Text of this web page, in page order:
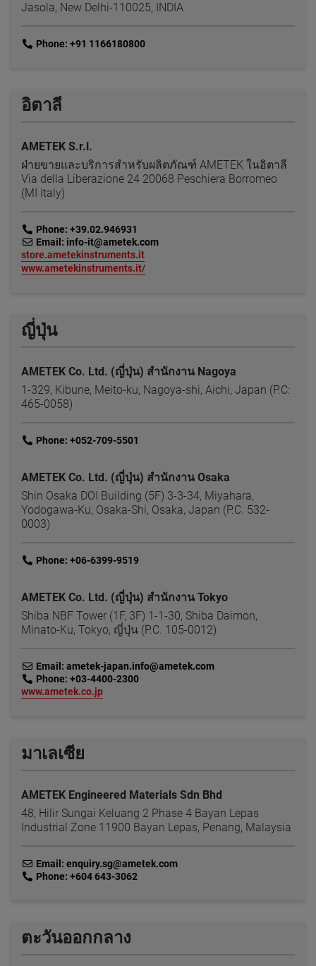
Jasola, New Delhi-110025, INDIA
link Phone: +91 1166180800
อิตาลี
AMETEK S.r.l.
ฝ่ายขายและบริการสำหรับผลิตภัณฑ์ AMETEK ในอิตาลี
Via della Liberazione 24 20068 Peschiera Borromeo
(MI Italy)
link Phone: +39.02.946931
link Email: info-it@ametek.com
link
store.ametekinstruments.it
link
www.ametekinstruments.it/
ญี่ปุ่น
AMETEK Co. Ltd. (ญี่ปุ่น) สำนักงาน Nagoya
1-329, Kibune, Meito-ku, Nagoya-shi, Aichi, Japan (P.C:
465-0058)
link Phone: +052-709-5501
AMETEK Co. Ltd. (ญี่ปุ่น) สำนักงาน Osaka
Shin Osaka DOI Building (5F) 3-3-34, Miyahara,
Yodogawa-Ku, Osaka-Shi, Osaka, Japan (P.C. 532-
0003)
link Phone: +06-6399-9519
AMETEK Co. Ltd. (ญี่ปุ่น) สำนักงาน Tokyo
Shiba NBF Tower (1F, 3F) 1-1-30, Shiba Daimon,
Minato-Ku, Tokyo, ญี่ปุ่น (P.C. 105-0012)
link Email: ametek-japan.info@ametek.com
link Phone: +03-4400-2300
link
www.ametek.co.jp
มาเลเซีย
AMETEK Engineered Materials Sdn Bhd
48, Hilir Sungai Keluang 2 Phase 4 Bayan Lepas
Industrial Zone 11900 Bayan Lepas, Penang, Malaysia
link Email: enquiry.sg@ametek.com
link Phone: +604 643-3062
ตะวันออกกลาง